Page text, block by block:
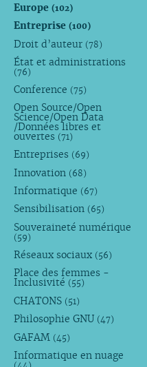
Europe (102)
Entreprise (100)
Droit d’auteur (78)
État et administrations
(76)
Conference (75)
Open Source/Open
Science/Open Data
/Données libres et
ouvertes (71)
Entreprises (69)
Innovation (68)
Informatique (67)
Sensibilisation (65)
Souveraineté numérique
(59)
Réseaux sociaux (56)
Place des femmes -
Inclusivité (55)
CHATONS (51)
Philosophie GNU (47)
GAFAM (45)
Informatique en nuage